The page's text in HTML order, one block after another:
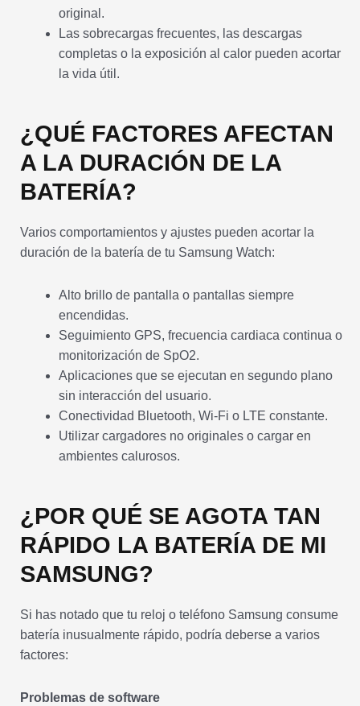
original.
Las sobrecargas frecuentes, las descargas
completas o la exposición al calor pueden acortar
la vida útil.
¿QUÉ FACTORES AFECTAN
A LA DURACIÓN DE LA
BATERÍA?
Varios comportamientos y ajustes pueden acortar la
duración de la batería de tu Samsung Watch:
Alto brillo de pantalla o pantallas siempre
encendidas.
Seguimiento GPS, frecuencia cardiaca continua o
monitorización de SpO2.
Aplicaciones que se ejecutan en segundo plano
sin interacción del usuario.
Conectividad Bluetooth, Wi-Fi o LTE constante.
Utilizar cargadores no originales o cargar en
ambientes calurosos.
¿POR QUÉ SE AGOTA TAN
RÁPIDO LA BATERÍA DE MI
SAMSUNG?
Si has notado que tu reloj o teléfono Samsung consume
batería inusualmente rápido, podría deberse a varios
factores:
Problemas de software